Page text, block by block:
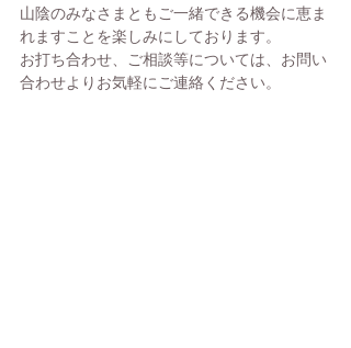
山陰のみなさまともご一緒できる機会に恵ま
れますことを楽しみにしております。
お打ち合わせ、ご相談等については、お問い
合わせよりお気軽にご連絡ください。